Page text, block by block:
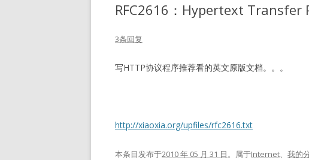
RFC2616：Hypertext
3条回复
写HTTP协议程序推荐看的英文原版文档。。。
http://xiaoxia.org/upfiles/rfc2616.txt
本条目发布于2010 年 05 月 31 日。属于Internet、 我的